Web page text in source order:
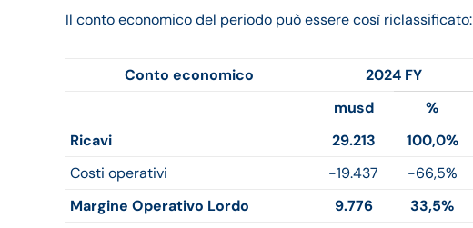
Il conto economico del periodo può essere così riclassificato:
Conto economico 2024 FY
musd
%
Ricavi
29.213 100,0%
Costi operativi
-19.437 -66,5%
Margine Operativo Lordo
9.776 33,5%